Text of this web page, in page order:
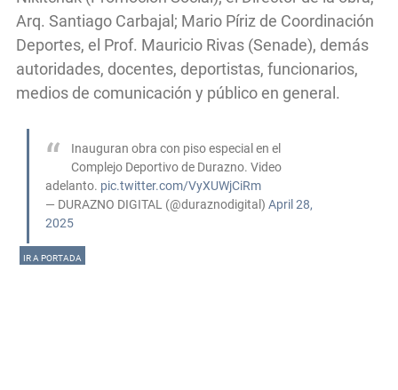
Arq. Santiago Carbajal; Mario Píriz de Coordinación
Deportes, el Prof. Mauricio Rivas (Senade), demás
autoridades, docentes, deportistas, funcionarios,
medios de comunicación y público en general.
Inauguran obra con piso especial en el
Complejo Deportivo de Durazno. Video
adelanto. pic.twitter.com/VyXUWjCiRm
— DURAZNO DIGITAL (@duraznodigital) April 28,
2025
IR A PORTADA